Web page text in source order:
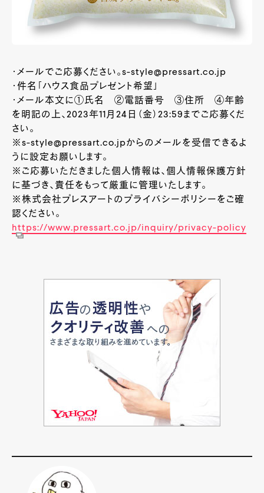
・メールでご応募ください。s-style@pressart.co.jp
・件名「ハウス食品プレゼント希望」
・メール本文に①氏名 ②電話番号 ③住所 ④年齢
を明記の上、2023年11月24日（金）23:59までご応募くだ
さい。
※s-style@pressart.co.jpからのメールを受信できるよ
うに設定お願いします。
※ご応募いただきました個人情報は、個人情報保護方針
に基づき、責任をもって厳重に管理いたします。
※株式会社プレスアートのプライバシーポリシーをご確
認ください。
https://www.pressart.co.jp/inquiry/privacy-policy